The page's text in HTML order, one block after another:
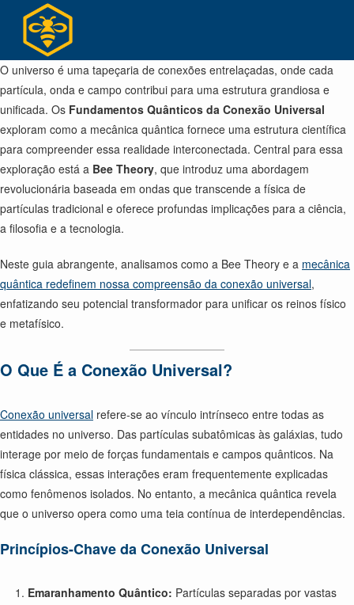
conteúdo
O universo é uma tapeçaria de conexões entrelaçadas, onde cada
partícula, onda e campo contribui para uma estrutura grandiosa e
unificada. Os Fundamentos Quânticos da Conexão Universal
exploram como a mecânica quântica fornece uma estrutura científica
para compreender essa realidade interconectada. Central para essa
exploração está a Bee Theory, que introduz uma abordagem
revolucionária baseada em ondas que transcende a física de
partículas tradicional e oferece profundas implicações para a ciência,
a filosofia e a tecnologia.
Neste guia abrangente, analisamos como a Bee Theory e a mecânica
quântica redefinem nossa compreensão da conexão universal,
enfatizando seu potencial transformador para unificar os reinos físico
e metafísico.
O Que É a Conexão Universal?
Conexão universal refere-se ao vínculo intrínseco entre todas as
entidades no universo. Das partículas subatômicas às galáxias, tudo
interage por meio de forças fundamentais e campos quânticos. Na
física clássica, essas interações eram frequentemente explicadas
como fenômenos isolados. No entanto, a mecânica quântica revela
que o universo opera como uma teia contínua de interdependências.
Princípios-Chave da Conexão Universal
Emaranhamento Quântico: Partículas separadas por vastas